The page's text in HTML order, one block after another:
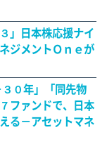
」日本株応援ナイ
ジメントＯｎｅが
３０年」「同先物
ファンドで、日本
る－アセットマネ